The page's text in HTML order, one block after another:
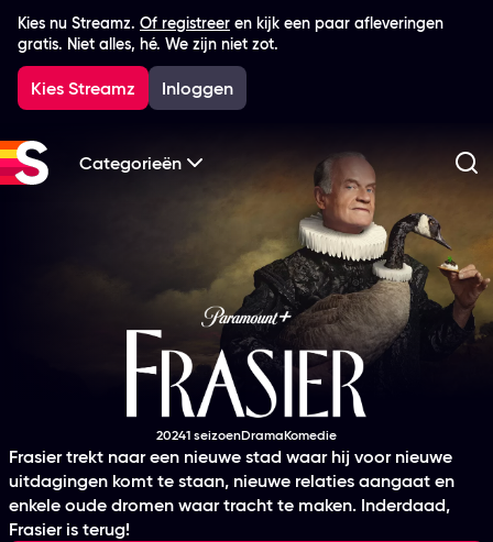
Kies nu Streamz. Of registreer en kijk een paar afleveringen
gratis. Niet alles, hé. We zijn niet zot.
Kies Streamz Inloggen
Categorieën
Frasier
Productiejaar
20241 seizoen Genre
Drama
GenreKomedie
Frasier trekt naar een nieuwe stad waar hij voor nieuwe
uitdagingen komt te staan, nieuwe relaties aangaat en
enkele oude dromen waar tracht te maken. Inderdaad,
Frasier is terug!